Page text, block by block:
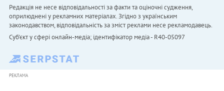
Редакція не несе відповідальності за факти та оціночні судження,
оприлюднені у рекламних матеріалах. Згідно з українським
законодавством, відповідальність за зміст реклами несе рекламодавець.
Cуб'єкт у сфері онлайн-медіа; ідентифікатор медіа - R40-05097
РЕКЛАМА